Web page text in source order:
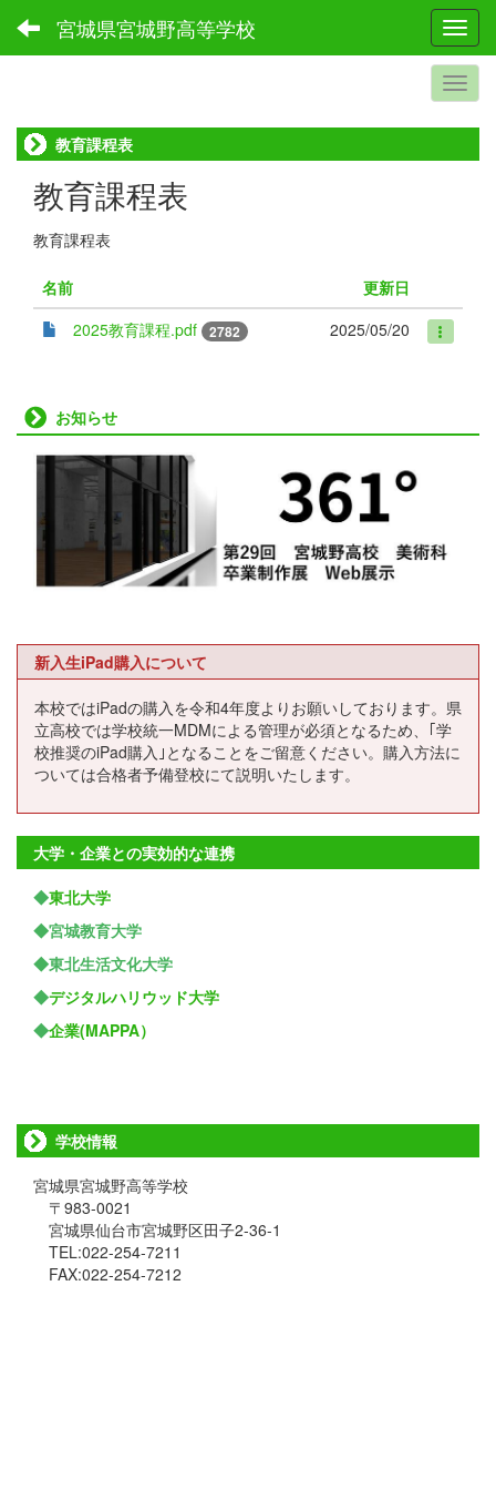
宮城県宮城野高等学校
教育課程表
教育課程表
教育課程表
名前
更新日
2025教育課程.pdf
2782 2025/05/20
お知らせ
新入生iPad購入について
本校ではiPadの購入を令和4年度よりお願いしております。県
立高校では学校統一MDMによる管理が必須となるため、｢学
校推奨のiPad購入｣となることをご留意ください。購入方法に
ついては合格者予備登校にて説明いたします。
大学・企業との実効的な連携
◆東北大学
◆宮城教育大学
◆東北生活文化大学
◆デジタルハリウッド大学
◆企業(MAPPA）
学校情報
宮城県宮城野高等学校
〒983-0021
宮城県仙台市宮城野区田子2-36-1
TEL:022-254-7211
FAX:022-254-7212